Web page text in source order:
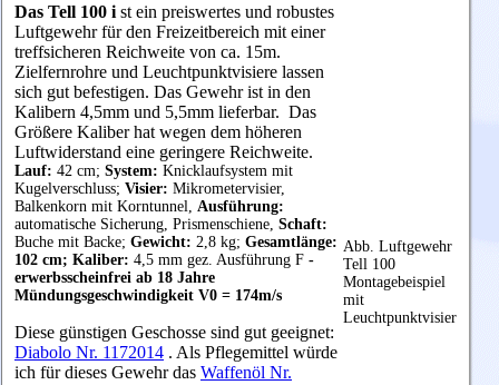
Das Tell 100 i st ein preiswertes und robustes
Luftgewehr für den Freizeitbereich mit einer
treffsicheren Reichweite von ca. 15m.
Zielfernrohre und Leuchtpunktvisiere lassen
sich gut befestigen. Das Gewehr ist in den
Kalibern 4,5mm und 5,5mm lieferbar. Das
Größere Kaliber hat wegen dem höheren
Luftwiderstand eine geringere Reichweite.
Lauf: 42 cm; System: Knicklaufsystem mit
Kugelverschluss; Visier: Mikrometervisier,
Balkenkorn mit Korntunnel, Ausführung:
automatische Sicherung, Prismenschiene, Schaft:
Buche mit Backe; Gewicht: 2,8 kg; Gesamtlänge:
102 cm; Kaliber: 4,5 mm gez. Ausführung F -
erwerbsscheinfrei ab 18 Jahre
Mündungsgeschwindigkeit V0 = 174m/s
Diese günstigen Geschosse sind gut geeignet:
Diabolo Nr. 1172014 . Als Pflegemittel würde
ich für dieses Gewehr das Waffenöl Nr.
Abb. Luftgewehr
Tell 100
Montagebeispiel
mit
Leuchtpunktvisier